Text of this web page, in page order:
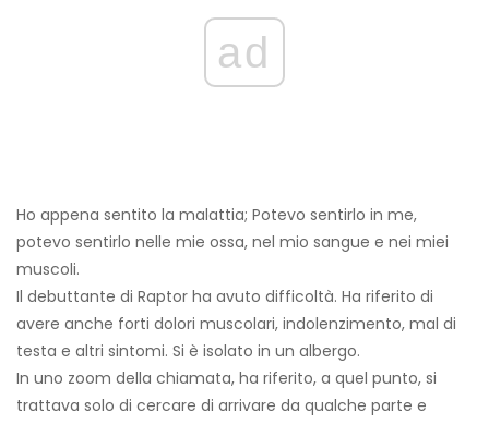
ad
Ho appena sentito la malattia; Potevo sentirlo in me,
potevo sentirlo nelle mie ossa, nel mio sangue e nei miei
muscoli.
Il debuttante di Raptor ha avuto difficoltà. Ha riferito di
avere anche forti dolori muscolari, indolenzimento, mal di
testa e altri sintomi. Si è isolato in un albergo.
In uno zoom della chiamata, ha riferito, a quel punto, si
trattava solo di cercare di arrivare da qualche parte e